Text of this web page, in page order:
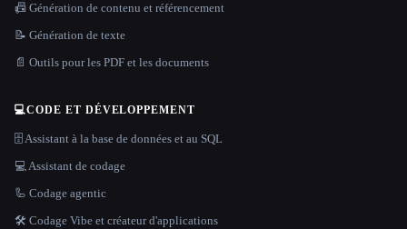
📠 Génération de contenu et référencement
📝 Génération de texte
📄 Outils pour les PDF et les documents
💻CODE ET DÉVELOPPEMENT
🗄️ Assistant à la base de données et au SQL
💻 Assistant de codage
🦾 Codage agentic
🛠️ Codage Vibe et créateur d'applications